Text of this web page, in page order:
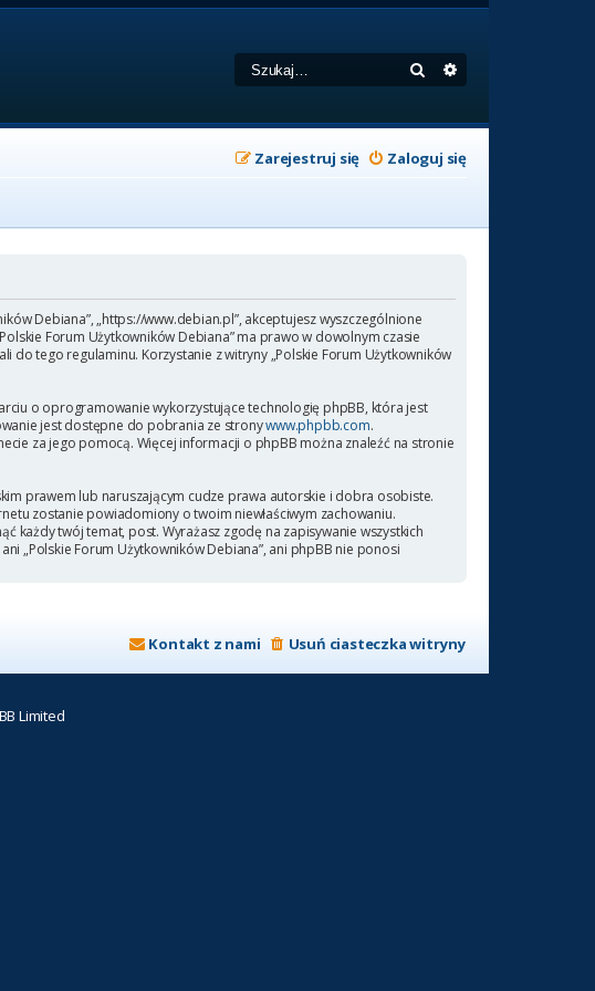
Szukaj
Zaloguj się
Zarejestruj się
Debiana”, „https://www.debian.pl”, akceptujesz wyszczególnione
Forum Użytkowników Debiana” ma prawo w dowolnym czasie
do tego regulaminu. Korzystanie z witryny „Polskie Forum Użytkowników
o oprogramowanie wykorzystujące technologię phpBB, która jest
jest dostępne do pobrania ze stronywww.phpbb.com.
za jego pomocą. Więcej informacji o phpBB można znaleźć na stronie
prawem lub naruszającym cudze prawa autorskie i dobra osobiste.
zostanie powiadomiony o twoim niewłaściwym zachowaniu.
każdy twój temat, post. Wyrażasz zgodę na zapisywanie wszystkich
„Polskie Forum Użytkowników Debiana”, ani phpBB nie ponosi
Usuń ciasteczka witryny
Kontakt z nami
Limited